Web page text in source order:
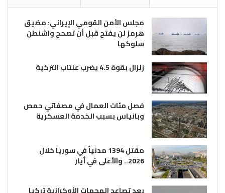
مجلس الأمن القومي الإيراني: مضيق
هرمز لن يفتح قبل أن تصحح واشنطن
سلوكها
زلزال بقوة 4.5 يضرب عنتاب التركية
فصل مئات العمال في مصفاتي حمص
وبانياس بسبب الخدمة العسكرية
مقتل 1394 مدنياً في سوريا خلال
2026.. والأعلى في أيار